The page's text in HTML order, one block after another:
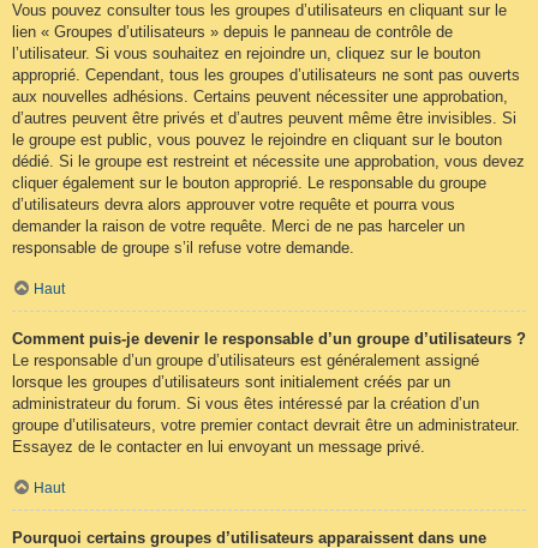
Vous pouvez consulter tous les groupes d’utilisateurs en cliquant sur le
lien « Groupes d’utilisateurs » depuis le panneau de contrôle de
l’utilisateur. Si vous souhaitez en rejoindre un, cliquez sur le bouton
approprié. Cependant, tous les groupes d’utilisateurs ne sont pas ouverts
aux nouvelles adhésions. Certains peuvent nécessiter une approbation,
d’autres peuvent être privés et d’autres peuvent même être invisibles. Si
le groupe est public, vous pouvez le rejoindre en cliquant sur le bouton
dédié. Si le groupe est restreint et nécessite une approbation, vous devez
cliquer également sur le bouton approprié. Le responsable du groupe
d’utilisateurs devra alors approuver votre requête et pourra vous
demander la raison de votre requête. Merci de ne pas harceler un
responsable de groupe s’il refuse votre demande.
Haut
Comment puis-je devenir le responsable d’un groupe d’utilisateurs ?
Le responsable d’un groupe d’utilisateurs est généralement assigné
lorsque les groupes d’utilisateurs sont initialement créés par un
administrateur du forum. Si vous êtes intéressé par la création d’un
groupe d’utilisateurs, votre premier contact devrait être un administrateur.
Essayez de le contacter en lui envoyant un message privé.
Haut
Pourquoi certains groupes d’utilisateurs apparaissent dans une